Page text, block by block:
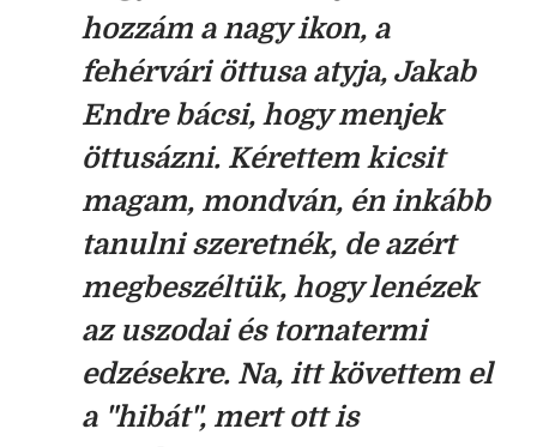
hozzám a nagy ikon, a
fehérvári öttusa atyja, Jakab
Endre bácsi, hogy menjek
öttusázni. Kérettem kicsit
magam, mondván, én inkább
tanulni szeretnék, de azért
megbeszéltük, hogy lenézek
az uszodai és tornatermi
edzésekre. Na, itt követtem el
a "hibát", mert ott is